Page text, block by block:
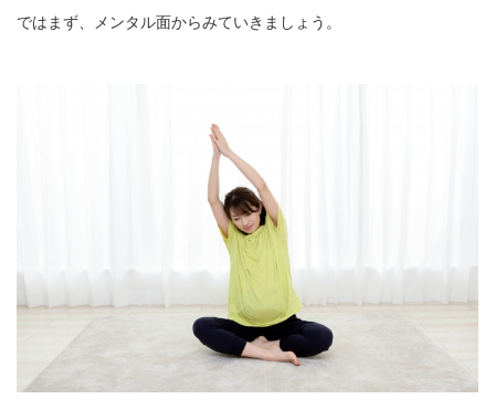
ではまず、メンタル面からみていきましょう。